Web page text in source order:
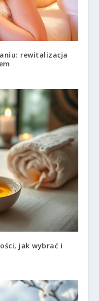
rewitalizacja
jak wybrać i